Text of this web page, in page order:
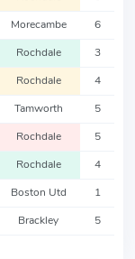
Morecambe 6
Rochdale 3
Rochdale 4
Tamworth 5
Rochdale 5
Rochdale 4
Boston Utd 1
Brackley 5